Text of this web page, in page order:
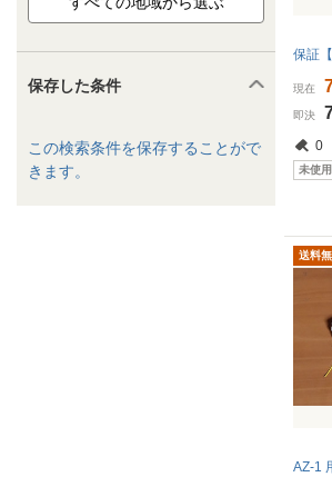
保存した条件
この検索条件を保存することがで
きます。
現在
即決
0
未使用
送料